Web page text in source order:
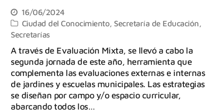
16/06/2024
Ciudad del Conocimiento Secretaría de Educación
Secretarías
A través de Evaluación Mixta, se llevó a cabo la
segunda jornada de este año, herramienta que
complementa las evaluaciones externas e internas
de jardines y escuelas municipales. Las estrategias
se diseñan por campo y/o espacio curricular,
abarcando todos los…